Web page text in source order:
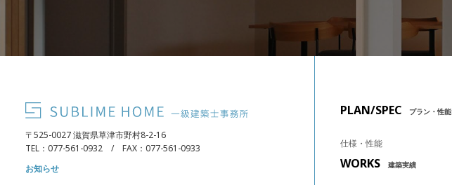
〒525-0027 滋賀県草津市野村8-2-16
TEL：077-561-0932 / FAX：077-561-0933
お知らせ
PLAN/SPEC プラン・性能
仕様・性能
WORKS 建築実績